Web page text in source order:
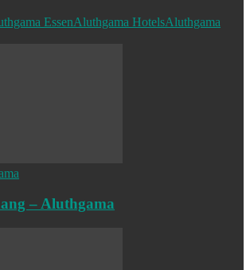
EssenAluthgama HotelsAluthgama
– Aluthgama